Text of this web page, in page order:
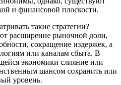
и финансовой плоскости.
такие стратегии?
расширение рыночной доли,
сокращение издержек, а
или каналам сбыта. В
экономики слияние или
шансом сохранить или
уровень.